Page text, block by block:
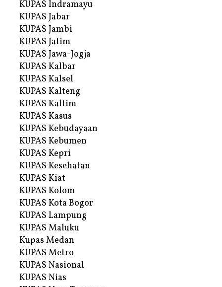
KUPAS Indramayu
KUPAS Jabar
KUPAS Jambi
KUPAS Jatim
KUPAS Jawa-Jogja
KUPAS Kalbar
KUPAS Kalsel
KUPAS Kalteng
KUPAS Kaltim
KUPAS Kasus
KUPAS Kebudayaan
KUPAS Kebumen
KUPAS Kepri
KUPAS Kesehatan
KUPAS Kiat
KUPAS Kolom
KUPAS Kota Bogor
KUPAS Lampung
KUPAS Maluku
Kupas Medan
KUPAS Metro
KUPAS Nasional
KUPAS Nias